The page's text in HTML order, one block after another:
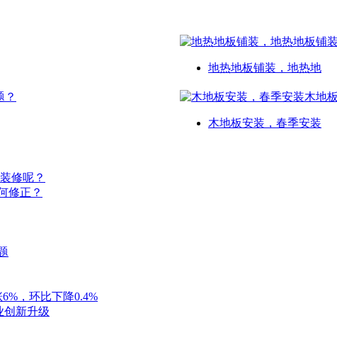
地热地板铺装，地热地
木地板安装，春季安装
修呢？
修正？
，环比下降0.4%
创新升级